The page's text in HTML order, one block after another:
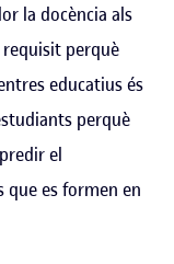
la docència als
perquè
educatius és
perquè
el
que es formen en